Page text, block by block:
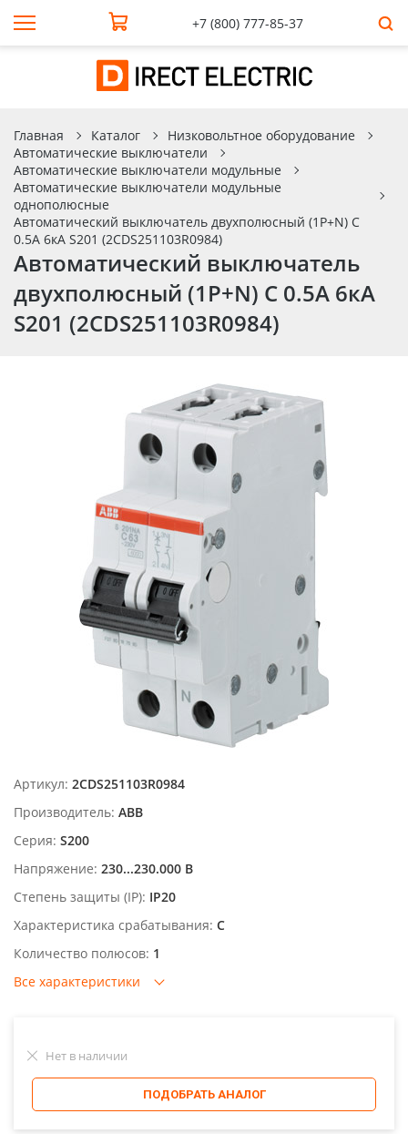
+7 (800) 777-85-37
Главная Каталог
Низковольтное оборудование
Автоматические выключатели
Автоматические выключатели модульные
Автоматические выключатели модульные
однополюсные
Автоматический выключатель двухполюсный (1P+N) C
0.5А 6кА S201 (2CDS251103R0984)
Автоматический выключатель
двухполюсный (1P+N) C 0.5А 6кА
S201 (2CDS251103R0984)
Артикул: 2CDS251103R0984
Производитель: ABB
Серия: S200
Напряжение: 230...230.000 В
Степень защиты (IP): IP20
Характеристика срабатывания: C
Количество полюсов: 1
Все характеристики
Нет в наличии
ПОДОБРАТЬ АНАЛОГ